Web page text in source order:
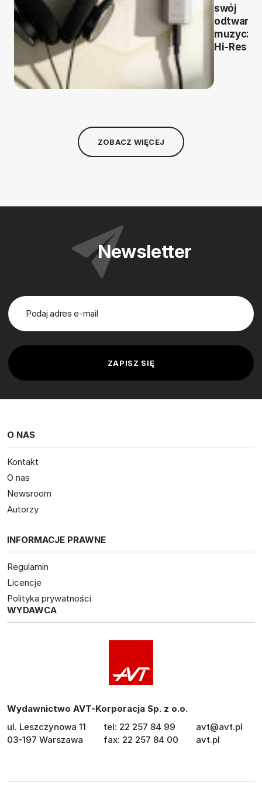
swój
Hi-Res
ZOBACZ WIĘCEJ
Newsletter
O NAS
Kontakt
O nas
Newsroom
Autorzy
INFORMACJE PRAWNE
Regulamin
Licencje
Polityka prywatności
WYDAWCA
Wydawnictwo AVT-Korporacja Sp. z o.o.
ul. Leszczynowa 11
03-197 Warszawa
tel: 22 257 84 99
fax: 22 257 84 00
avt@avt.pl
avt.pl